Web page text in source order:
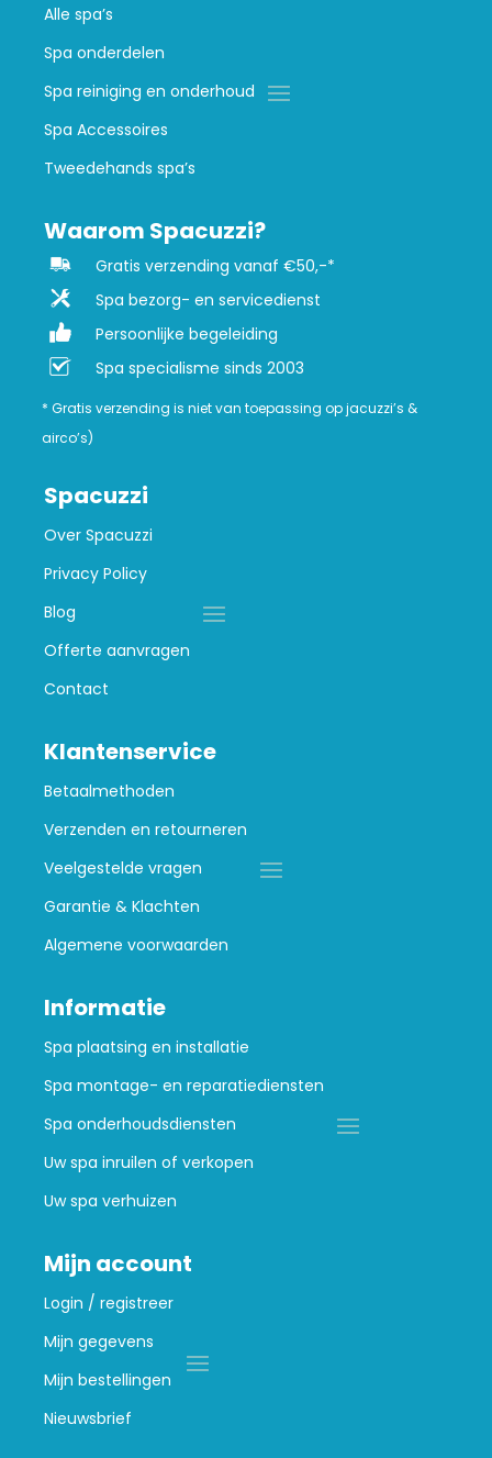
Alle spa’s
Spa onderdelen
Spa reiniging en onderhoud
Spa Accessoires
Tweedehands spa’s
Waarom Spacuzzi?
Gratis verzending vanaf €50,-*
Spa bezorg- en servicedienst
Persoonlijke begeleiding
Spa specialisme sinds 2003
* Gratis verzending is niet van toepassing op jacuzzi’s &
airco’s)
Spacuzzi
Over Spacuzzi
Privacy Policy
Blog
Offerte aanvragen
Contact
Klantenservice
Betaalmethoden
Verzenden en retourneren
Veelgestelde vragen
Garantie & Klachten
Algemene voorwaarden
Informatie
Spa plaatsing en installatie
Spa montage- en reparatiediensten
Spa onderhoudsdiensten
Uw spa inruilen of verkopen
Uw spa verhuizen
Mijn account
Login / registreer
Mijn gegevens
Mijn bestellingen
Nieuwsbrief